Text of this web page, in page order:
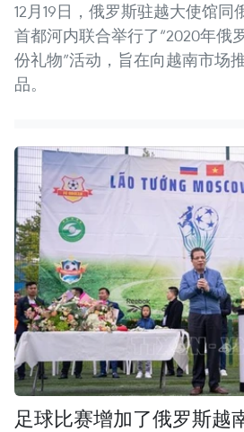
12月19日，俄罗斯驻越大使馆
首都河内联合举行了“2020年俄
份礼物”活动，旨在向越南市场
品。
足球比赛增加了俄罗斯越